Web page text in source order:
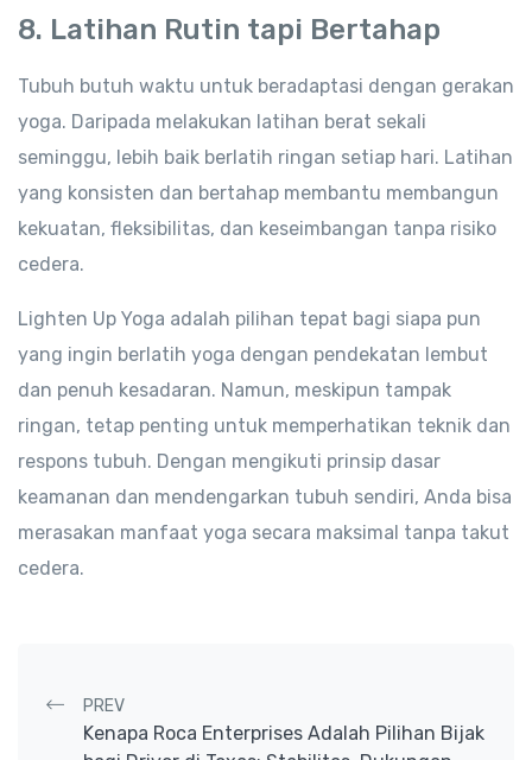
8. Latihan Rutin tapi Bertahap
Tubuh butuh waktu untuk beradaptasi dengan gerakan
yoga. Daripada melakukan latihan berat sekali
seminggu, lebih baik berlatih ringan setiap hari. Latihan
yang konsisten dan bertahap membantu membangun
kekuatan, fleksibilitas, dan keseimbangan tanpa risiko
cedera.
Lighten Up Yoga adalah pilihan tepat bagi siapa pun
yang ingin berlatih yoga dengan pendekatan lembut
dan penuh kesadaran. Namun, meskipun tampak
ringan, tetap penting untuk memperhatikan teknik dan
respons tubuh. Dengan mengikuti prinsip dasar
keamanan dan mendengarkan tubuh sendiri, Anda bisa
merasakan manfaat yoga secara maksimal tanpa takut
cedera.
Post navigation
PREV
Kenapa Roca Enterprises Adalah Pilihan Bijak